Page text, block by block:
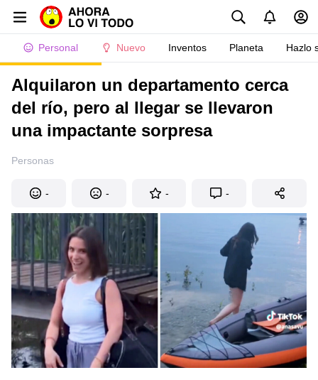
Personal Nuevo Inventos Planeta Hazlo
Alquilaron un departamento cerca
del río, pero al llegar se llevaron
una impactante sorpresa
Personas
- - - -